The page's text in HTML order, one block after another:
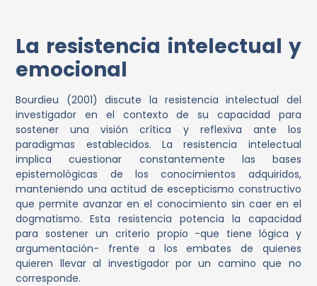
La resistencia intelectual y
emocional
Bourdieu (2001) discute la resistencia intelectual del
investigador en el contexto de su capacidad para
sostener una visión crítica y reflexiva ante los
paradigmas establecidos. La resistencia intelectual
implica cuestionar constantemente las bases
epistemológicas de los conocimientos adquiridos,
manteniendo una actitud de escepticismo constructivo
que permite avanzar en el conocimiento sin caer en el
dogmatismo. Esta resistencia potencia la capacidad
para sostener un criterio propio -que tiene lógica y
argumentación- frente a los embates de quienes
quieren llevar al investigador por un camino que no
corresponde.